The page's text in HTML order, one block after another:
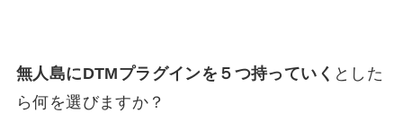
無人島にDTMプラグインを５つ持っていく とした
ら何を選びますか？